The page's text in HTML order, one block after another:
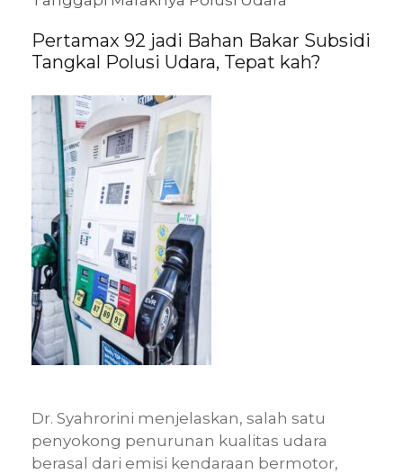
Pertamax 92 jadi Bahan Bakar Subsidi
Tangkal Polusi Udara, Tepat kah?
Dr. Syahrorini menjelaskan, salah satu
penyokong penurunan kualitas udara
berasal dari emisi kendaraan bermotor,